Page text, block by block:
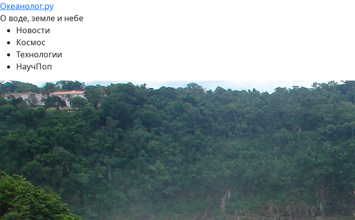
Океанолог.ру
О воде, земле и небе
Новости
Космос
Технологии
НаучПоп